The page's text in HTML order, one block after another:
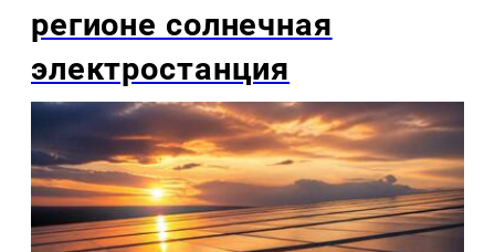
регионе солнечная
электростанция